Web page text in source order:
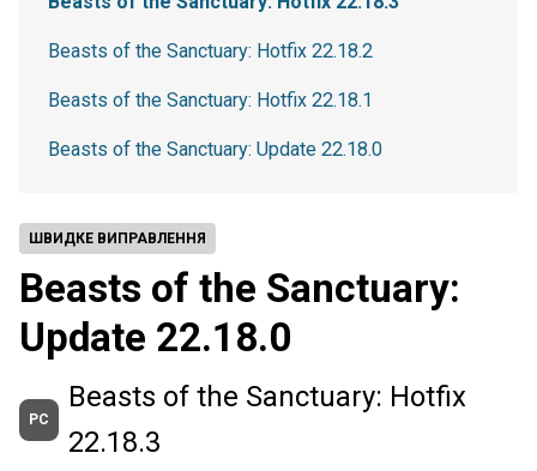
ШВИДКЕ ВИПРАВЛЕННЯ
Beasts of the Sanctuary:
Update 22.18.0
PC
Beasts of the Sanctuary: Hotfix
22.18.3
Beasts of the Sanctuary: Hotfix 22.18.2
Beasts of the Sanctuary: Hotfix 22.18.1
Beasts of the Sanctuary: Update 22.18.0